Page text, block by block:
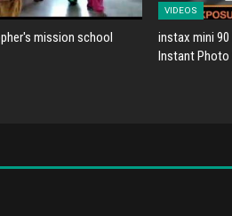
mission school
VIDEOS
instax mini
Instant Photo